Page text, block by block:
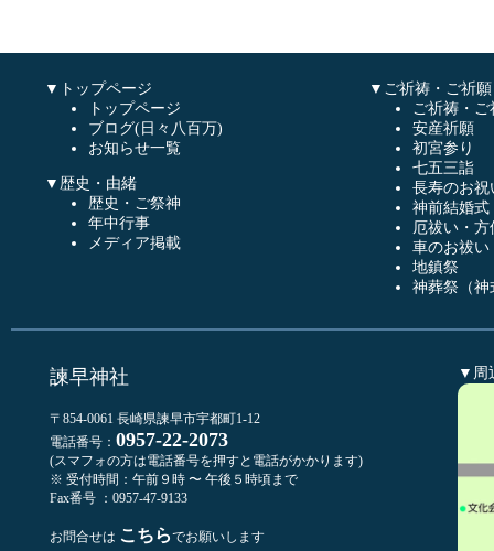
▼トップページ
トップページ
ブログ(日々八百万)
お知らせ一覧
▼歴史・由緒
歴史・ご祭神
年中行事
メディア掲載
▼ご祈祷・ご祈願
ご祈祷・ご
安産祈願
初宮参り
七五三詣
長寿のお祝
神前結婚式
厄祓い・方
車のお祓い
地鎮祭
神葬祭（神
諫早神社
〒854-0061 長崎県諫早市宇都町1-12
電話番号： 0957-22-2073
(スマフォの方は電話番号を押すと電話がかかります)
※ 受付時間：午前９時 〜 午後５時頃まで
Fax番号 ：0957-47-9133
お問合せは こちらでお願いします
▼周